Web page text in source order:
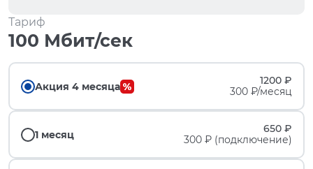
Тариф
100 Мбит/сек
Акция 4 месяца
1200 ₽
300 ₽/месяц
1 месяц
650 ₽
300 ₽ (подключение)